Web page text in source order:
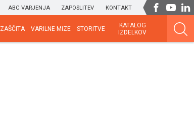
ABC VARJENJA ZAPOSLITEV KONTAKT
ZAŠČITA VARILNE MIZE STORITVE
KATALOG
IZDELKOV